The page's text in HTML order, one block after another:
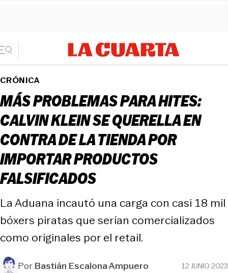
CRÓNICA
MÁS PROBLEMAS PARA HITES:
CALVIN KLEIN SE QUERELLA EN
CONTRA DE LA TIENDA POR
IMPORTAR PRODUCTOS
FALSIFICADOS
La Aduana incautó una carga con casi 18 mil
bóxers piratas que serían comercializados
como originales por el retail.
PorBastián Escalona Ampuero 12 JUNIO 2023